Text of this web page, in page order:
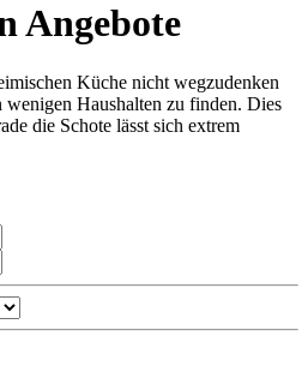
Angebote
Küche nicht wegzudenken
Haushalten zu finden. Dies
die Schote lässt sich extrem